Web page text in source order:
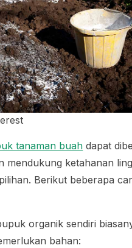
tanaman buah dapat
mendukung ketahanan
Berikut beberapa
organik sendiri
bahan: